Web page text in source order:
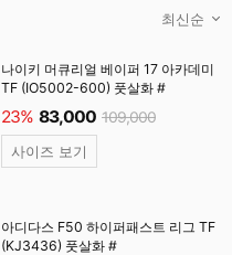
나이키 머큐리얼 베이퍼 17 아카데미
TF (IO5002-600) 풋살화 #
23% 83,000 109,000
사이즈 보기
아디다스 F50 하이퍼패스트 리그 TF
(KJ3436) 풋살화 #